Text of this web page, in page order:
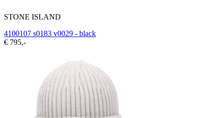
STONE ISLAND
4100107 s0183 v0029 - black
€ 795,-